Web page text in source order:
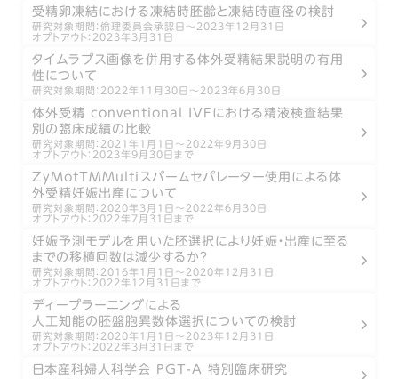
受精卵凍結における凍結時胚齢と凍結時直径の検討
研究対象期間：倫理委員会承認日～2023年12月31日
オプトアウト：2023年3月31日
タイムラプス画像を併用する体外受精結果説明の有用
性について
研究対象期間：2022年11月30日～2023年6月30日
体外受精 conventional IVFにおける精液検査結果
別の臨床成績の比較
研究対象期間：2021年1月1日～2022年9月30日
オプトアウト：2023年9月30日まで
ZyMotTMMultiスパームセパレーター使用による体
外受精妊娠出産について
研究対象期間：2020年3月1日～2022年6月30日
オプトアウト：2022年7月31日まで
妊娠予測モデルを用いた胚選択により妊娠・出産に至る
までの移植回数は減少するか？
研究対象期間：2016年1月1日～2020年12月31日
オプトアウト：2022年12月31日まで
ディープラーニングによる
人工知能の胚盤胞異数体選択についての検討
研究対象期間：2020年1月1日〜2023年12月31日
オプトアウト：2022年3月31日まで
日本産科婦人科学会 PGT-A 特別臨床研究